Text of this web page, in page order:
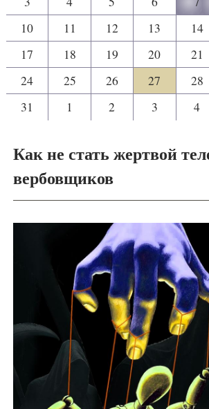
10
11 12 13 14
17
18 19 20 21
24
25 26 27 28
31
1 2 3 4
Как не стать жертвой
вербовщиков